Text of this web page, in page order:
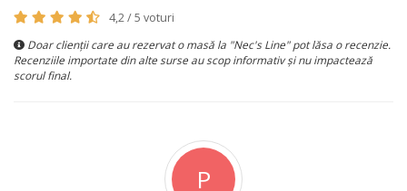
4,2 / 5 voturi
Doar clienții care au rezervat o masă la "Nec's Line" pot lăsa o recenzie.
Recenziile importate din alte surse au scop informativ și nu impactează
scorul final.
P